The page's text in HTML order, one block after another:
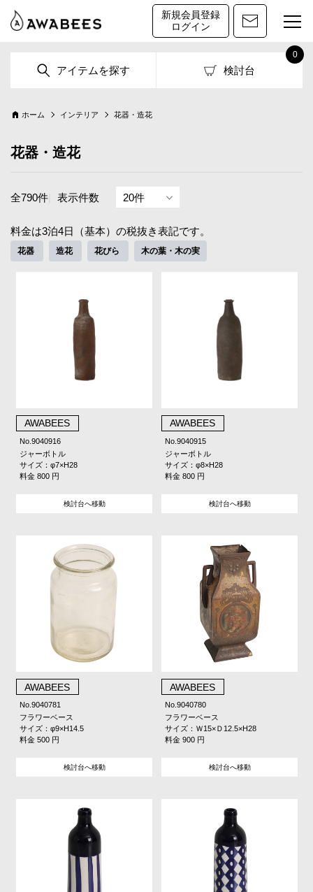
新規会員登録
ログイン
アイテムを探す 検討台
0
ホーム インテリア 花器・造花
花器・造花
全790件 表示件数
料金は3泊4日（基本）の税抜き表記です。
花器 造花 花びら 木の葉・木の実
AWABEES
No.9040916
ジャーボトル
サイズ：φ7×H28
料金 800 円
検討台へ移動
AWABEES
No.9040915
ジャーボトル
サイズ：φ8×H28
料金 800 円
検討台へ移動
AWABEES
No.9040781
フラワーベース
サイズ：φ9×H14.5
料金 500 円
検討台へ移動
AWABEES
No.9040780
フラワーベース
サイズ：Ｗ15×Ｄ12.5×H28
料金 900 円
検討台へ移動